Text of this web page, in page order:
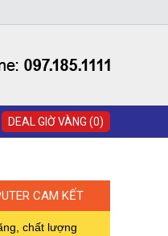
DEAL GIỜ VÀNG (0)
CAM KẾT
chất lượng